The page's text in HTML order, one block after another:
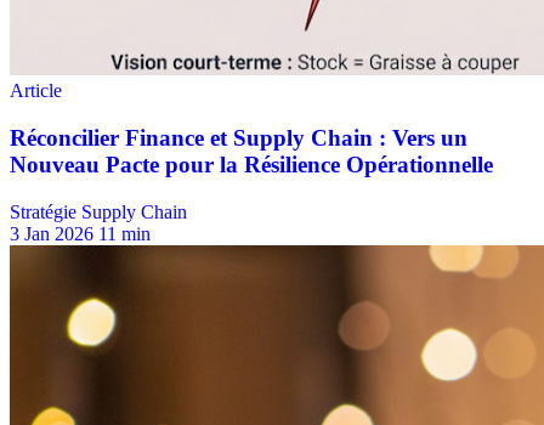
Stratégie Supply Chain
3 Jan 2026 11 min